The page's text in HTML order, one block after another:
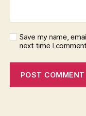
Save my name,
next time I